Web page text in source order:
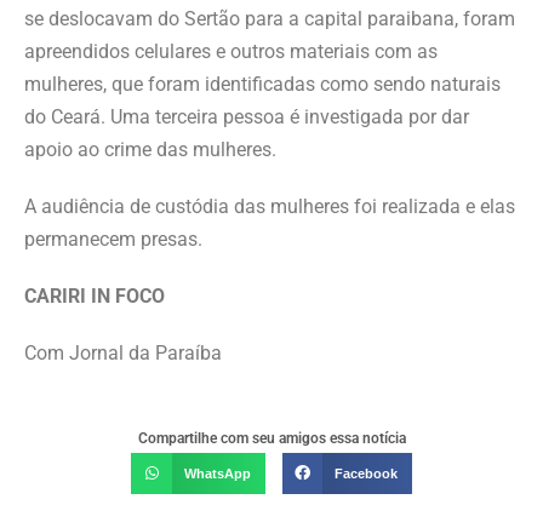
se deslocavam do Sertão para a capital paraibana, foram
apreendidos celulares e outros materiais com as
mulheres, que foram identificadas como sendo naturais
do Ceará. Uma terceira pessoa é investigada por dar
apoio ao crime das mulheres.
A audiência de custódia das mulheres foi realizada e elas
permanecem presas.
CARIRI IN FOCO
Com Jornal da Paraíba
Compartilhe com seu amigos essa notícia
WhatsApp Facebook